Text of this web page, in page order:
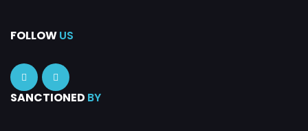
FOLLOWUS
SANCTIONED BY